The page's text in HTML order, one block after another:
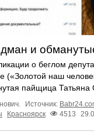
и
о беглом
(«Золотой наш
пайщица Татьяна
Источник:
Красноярск 4513